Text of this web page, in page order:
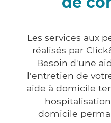
Les services aux
réalisés par
Besoin d'une
l'entretien de
aide à domicile
domicile